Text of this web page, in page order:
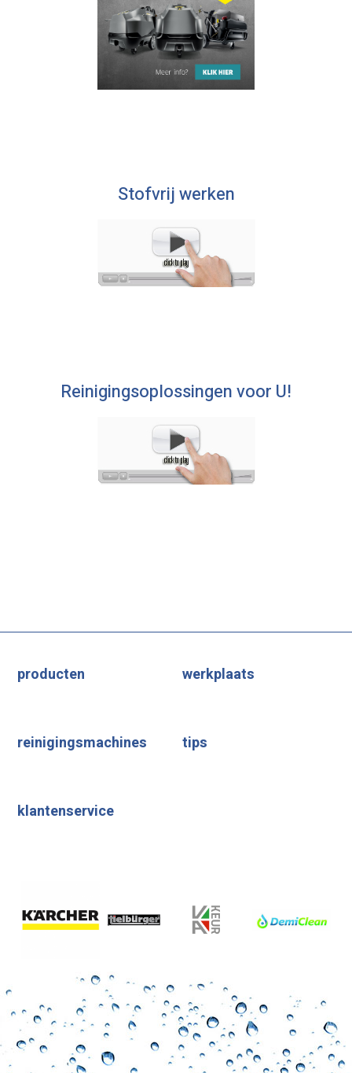
Stofvrij werken
Reinigingsoplossingen voor U!
producten werkplaats
reinigingsmachines tips
klantenservice